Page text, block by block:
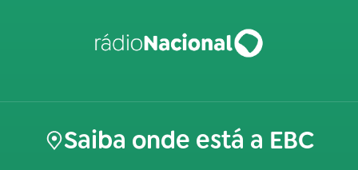
Saiba onde está a EBC